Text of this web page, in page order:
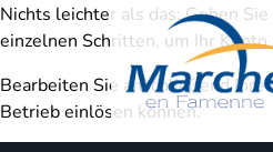
Nichts leichter als das: Gehen
einzelnen Schritten, um Ihr
Bearbeiten Sie anschließend
Betrieb einlösen können.